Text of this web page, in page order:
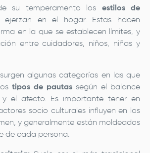
su temperamento los estilos de
en el hogar. Estas hacen
en la que se establecen límites, y
entre cuidadores, niños, niñas y
algunas categorías en las que
tipos de pautas según el balance
y el afecto. Es importante tener en
socio culturales influyen en los
y generalmente están moldeados
de cada persona.